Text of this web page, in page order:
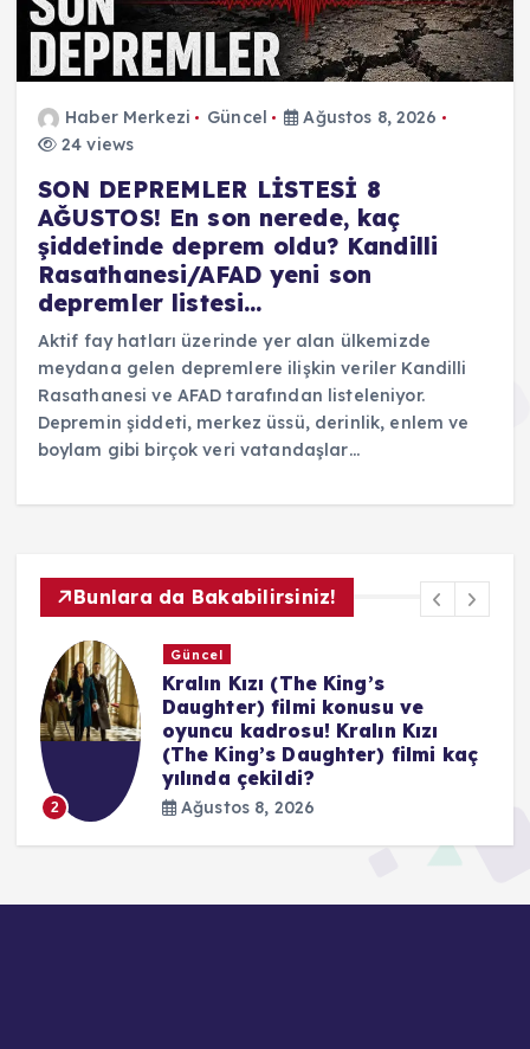
Haber Merkezi Güncel
Ağustos 8, 2026
24 views
SON DEPREMLER LİSTESİ 8
AĞUSTOS! En son nerede, kaç
şiddetinde deprem oldu? Kandilli
Rasathanesi/AFAD yeni son
depremler listesi…
Aktif fay hatları üzerinde yer alan ülkemizde
meydana gelen depremlere ilişkin veriler Kandilli
Rasathanesi ve AFAD tarafından listeleniyor.
Depremin şiddeti, merkez üssü, derinlik, enlem ve
boylam gibi birçok veri vatandaşlar…
Bunlara da Bakabilirsiniz!
3
Güncel
Hızlı ve Öfkeli 5: Rio Soygunu
filmi konusu ve oyuncu kadrosu!
Hızlı ve Öfkeli 5: Rio Soygunu
filmi kaç yılında çekildi?
Ağustos 8, 2026